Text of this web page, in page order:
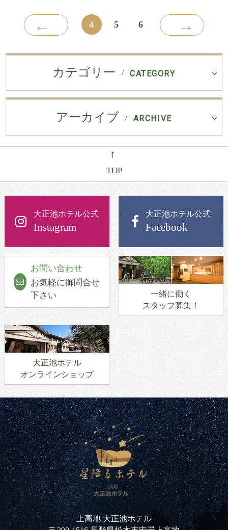
← 4 5 6 →
カテゴリー CATEGORY
アーカイブ ARCHIVE
←
TOP
大正池ホテル公式
Instagram
大正池ホテル公式
Facebook
お問い合わせ
お気軽に御問合せ
下さい
一緒に働く
スタッフ募集！
大正池ホテル
オンラインショップ
上高地 大正池ホテル